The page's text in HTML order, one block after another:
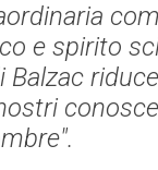
e spirito
Balzac